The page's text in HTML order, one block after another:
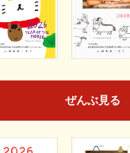
ぜんぶ見る